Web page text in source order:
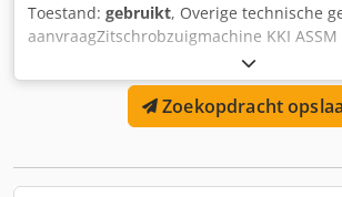
Toestand: gebruikt, Overige technische
aanvraagZitschrobzuigmachine KKI
automatische aandrijving en schijfborstels
demonstratieprijs EURO 6.899,--
ride-on schrobzuigmachine,- ride-on
Zeer compacte ride-on
plaatsen met beperkte ruimte. - Uiterst
Zoekopdracht